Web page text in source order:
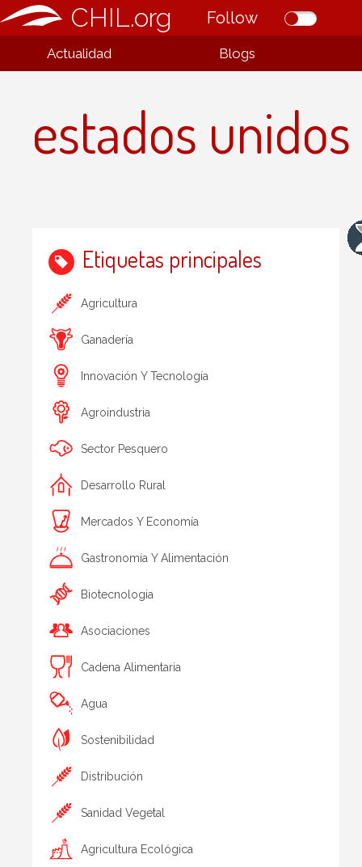
CHIL.org Follow
Actualidad Blogs
estados unidos
Etiquetas principales
Agricultura
Ganadería
Innovación Y Tecnología
Agroindustria
Sector Pesquero
Desarrollo Rural
Mercados Y Economía
Gastronomía Y Alimentación
Biotecnologia
Asociaciones
Cadena Alimentaria
Agua
Sostenibilidad
Distribución
Sanidad Vegetal
Agricultura Ecológica